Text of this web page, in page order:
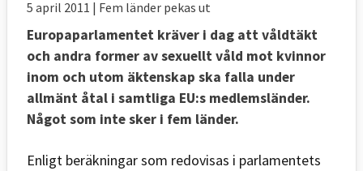
5 april 2011 | Fem länder pekas ut
Europaparlamentet kräver i dag att våldtäkt
och andra former av sexuellt våld mot kvinnor
inom och utom äktenskap ska falla under
allmänt åtal i samtliga EU:s medlemsländer.
Något som inte sker i fem länder.
Enligt beräkningar som redovisas i parlamentets